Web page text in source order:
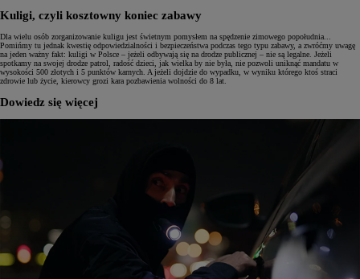
Kuligi, czyli kosztowny koniec zabawy
Dla wielu osób zorganizowanie kuligu jest świetnym pomysłem na spędzenie zimowego popołudnia...
Pomińmy tu jednak kwestię odpowiedzialności i bezpieczeństwa podczas tego typu zabawy, a zwróćmy uwagę
na jeden ważny fakt: kuligi w Polsce – jeżeli odbywają się na drodze publicznej – nie są legalne. Jeżeli
spotkamy na swojej drodze patrol, radość dzieci, jak wielka by nie była, nie pozwoli uniknąć mandatu w
wysokości 500 złotych i 5 punktów karnych. A jeżeli dojdzie do wypadku, w wyniku którego ktoś straci
zdrowie lub życie, kierowcy grozi kara pozbawienia wolności do 8 lat.
Dowiedz się więcej